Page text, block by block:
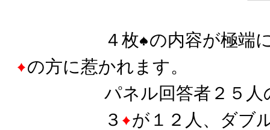
４枚 の内容が極端
の方に惹かれます。
パネル回答者２５人の
３
が１２人、ダブ